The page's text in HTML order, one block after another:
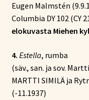
Eugen Malmstén
Columbia DY 102 (CY
elokuvasta Miehen
4. Estella, rumba
(säv., san. ja sov.
MARTTI SIMILÄ ja
(-11.1937)